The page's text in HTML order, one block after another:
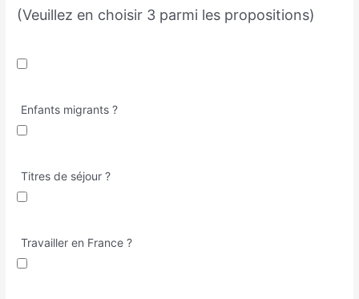
(Veuillez en choisir 3 parmi les propositions)
Enfants migrants ?
Titres de séjour ?
Travailler en France ?